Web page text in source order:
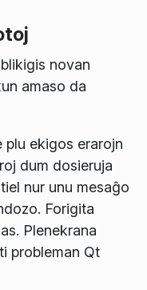
novan
amaso da
plu ekigos erarojn
dum dosieruja
nur unu mesaĝo
Forigita
Plenekrana
probleman Qt